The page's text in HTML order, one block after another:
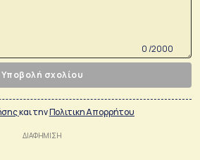
0 /2000
Υποβολή σχολίου
και τηνΠολιτικη Απορρήτου